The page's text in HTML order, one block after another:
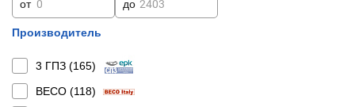
от до
Производитель
3 ГПЗ (165)
BECO (118)